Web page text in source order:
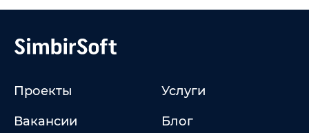
Проекты
Услуги
Вакансии
Блог